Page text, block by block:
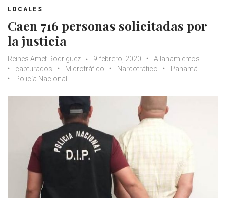
LOCALES
Caen 716 personas solicitadas por
la justicia
Reines Amet Rodriguez 9 febrero, 2020
Allanamientos
capturados
Microtráfico Narcotráfico
Panamá
Policía Nacional